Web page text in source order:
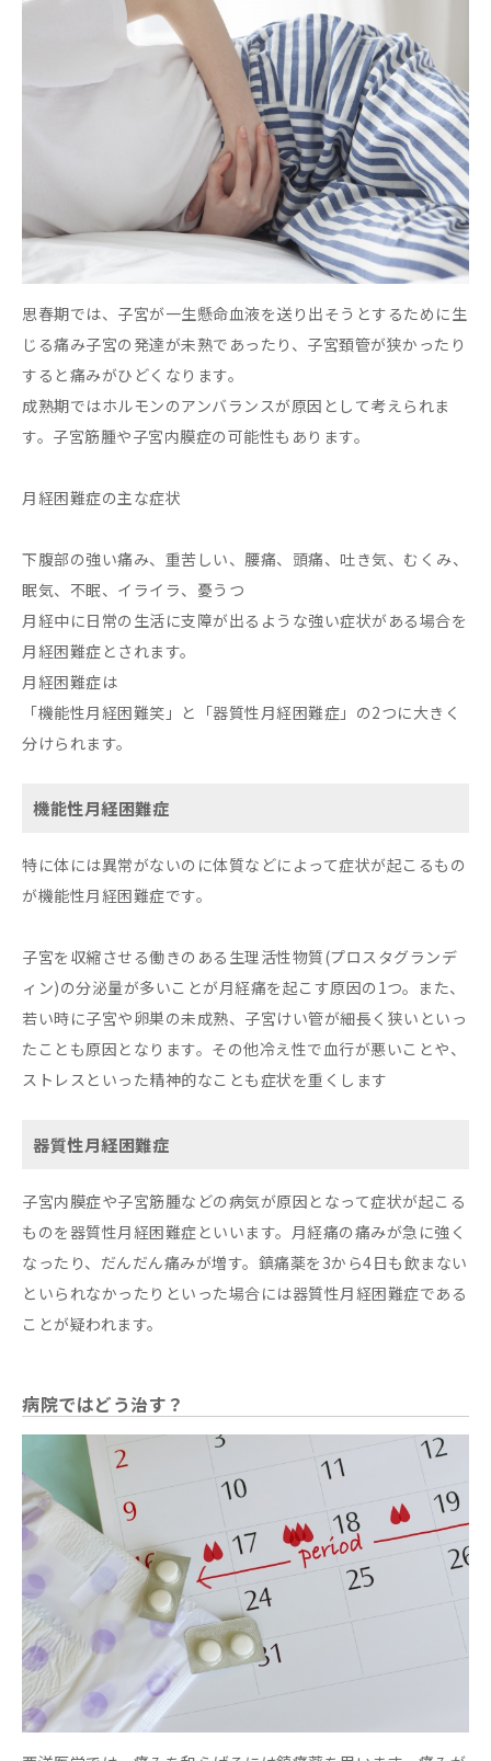
思春期では、子宮が一生懸命血液を送り出そうとするために生
じる痛み子宮の発達が未熟であったり、子宮頚管が狭かったり
すると痛みがひどくなります。
成熟期ではホルモンのアンバランスが原因として考えられま
す。子宮筋腫や子宮内膜症の可能性もあります。
月経困難症の主な症状
下腹部の強い痛み、重苦しい、腰痛、頭痛、吐き気、むくみ、
眠気、不眠、イライラ、憂うつ
月経中に日常の生活に支障が出るような強い症状がある場合を
月経困難症とされます。
月経困難症は
「機能性月経困難笑」と「器質性月経困難症」の2つに大きく
分けられます。
機能性月経困難症
特に体には異常がないのに体質などによって症状が起こるもの
が機能性月経困難症です。
子宮を収縮させる働きのある生理活性物質(プロスタグランデ
ィン)の分泌量が多いことが月経痛を起こす原因の1つ。また、
若い時に子宮や卵巣の未成熟、子宮けい管が細長く狭いといっ
たことも原因となります。その他冷え性で血行が悪いことや、
ストレスといった精神的なことも症状を重くします
器質性月経困難症
子宮内膜症や子宮筋腫などの病気が原因となって症状が起こる
ものを器質性月経困難症といいます。月経痛の痛みが急に強く
なったり、だんだん痛みが増す。鎮痛薬を3から4日も飲まない
といられなかったりといった場合には器質性月経困難症である
ことが疑われます。
病院ではどう治す？